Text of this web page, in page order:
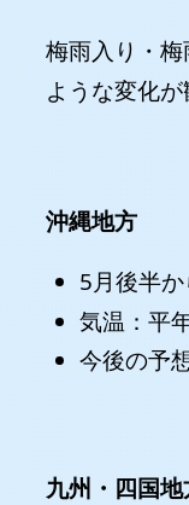
梅雨入り・
ような変化が
沖縄地方
5月後半
気温：平
今後の予
九州・四国地